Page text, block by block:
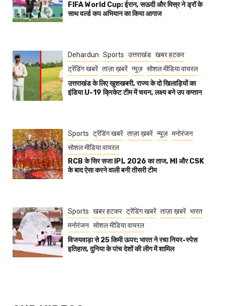
FIFA World Cup: ईरान, सऊदी और मिस्र ने ड्रॉ के
साथ वर्ल्ड कप अभियान का किया आगाज
Dehardun Sports उत्तराखंड खबर हटकर
ट्रेंडिंग खबरें ताज़ा ख़बरें न्यूज़ सोशल मीडिया वायरल
उत्तराखंड के लिए खुशखबरी, राज्य के दो खिलाड़ियों का
इंडिया U-19 क्रिकेट टीम में चयन, लक्ष्य बने उप कप्तान
Sports ट्रेंडिंग खबरें ताज़ा ख़बरें न्यूज़ मनोरंजन
सोशल मीडिया वायरल
RCB के सिर सजा IPL 2026 का ताज, MI और CSK
के बाद ऐसा करने वाली बनी तीसरी टीम
Sports खबर हटकर ट्रेंडिंग खबरें ताज़ा ख़बरें भारत
मनोरंजन सोशल मीडिया वायरल
विजयवाड़ा से 25 किमी ऊपर: भारत ने रचा नियर-स्पेस
इतिहास, दुनिया के पांच देशों की लीग में शामिल